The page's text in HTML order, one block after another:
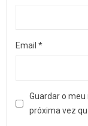
Email *
Guardar o
próxima vez